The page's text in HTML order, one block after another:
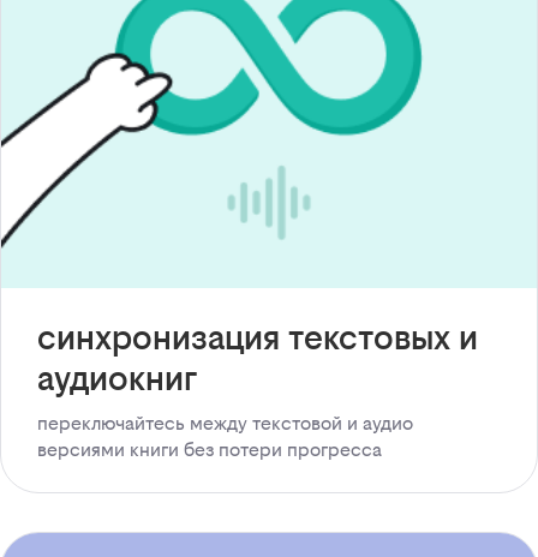
синхронизация текстовых и
аудиокниг
переключайтесь между текстовой и аудио
версиями книги без потери прогресса